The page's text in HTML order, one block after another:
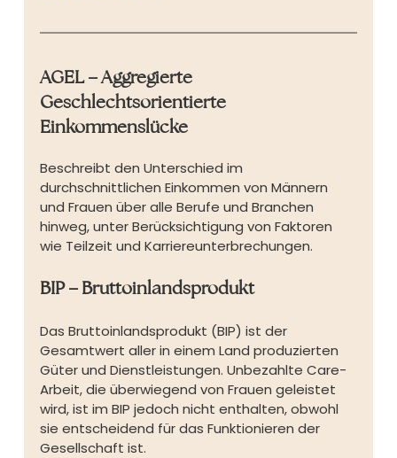
AGEL – Aggregierte
Geschlechtsorientierte
Einkommenslücke
Beschreibt den Unterschied im
durchschnittlichen Einkommen von Männern
und Frauen über alle Berufe und Branchen
hinweg, unter Berücksichtigung von Faktoren
wie Teilzeit und Karriereunterbrechungen.
BIP – Bruttoinlandsprodukt
Das Bruttoinlandsprodukt (BIP) ist der
Gesamtwert aller in einem Land produzierten
Güter und Dienstleistungen. Unbezahlte Care-
Arbeit, die überwiegend von Frauen geleistet
wird, ist im BIP jedoch nicht enthalten, obwohl
sie entscheidend für das Funktionieren der
Gesellschaft ist.